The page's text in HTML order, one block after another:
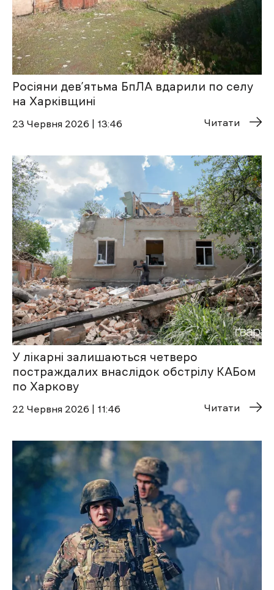
Росіяни дев’ятьма БпЛА вдарили по селу
на Харківщині
23 Червня 2026 | 13:46 Читати
У лікарні залишаються четверо
постраждалих внаслідок обстрілу КАБом
по Харкову
22 Червня 2026 | 11:46 Читати